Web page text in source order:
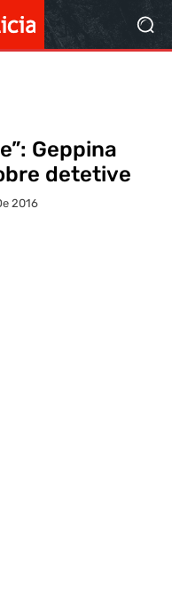
Geppina
detetive
2016